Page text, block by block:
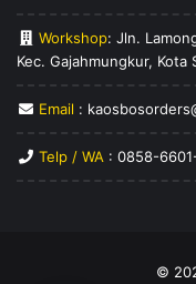
Workshop: Jln.
Kec. Gajahmungkur,
Email :
Telp / WA : 0858-
©